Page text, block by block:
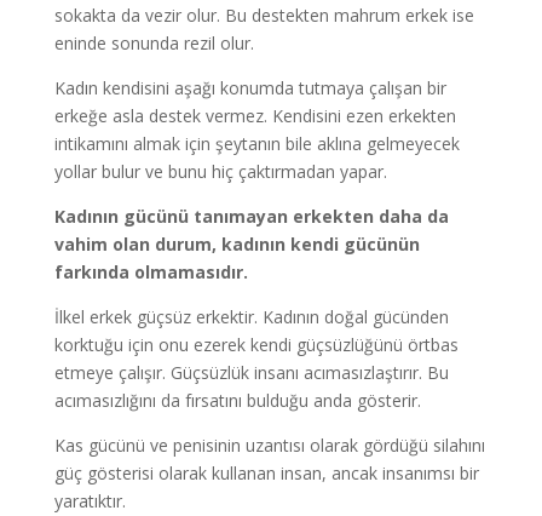
sokakta da vezir olur. Bu destekten mahrum erkek ise
eninde sonunda rezil olur.
Kadın kendisini aşağı konumda tutmaya çalışan bir
erkeğe asla destek vermez. Kendisini ezen erkekten
intikamını almak için şeytanın bile aklına gelmeyecek
yollar bulur ve bunu hiç çaktırmadan yapar.
Kadının gücünü tanımayan erkekten daha da
vahim olan durum, kadının kendi gücünün
farkında olmamasıdır.
İlkel erkek güçsüz erkektir. Kadının doğal gücünden
korktuğu için onu ezerek kendi güçsüzlüğünü örtbas
etmeye çalışır. Güçsüzlük insanı acımasızlaştırır. Bu
acımasızlığını da fırsatını bulduğu anda gösterir.
Kas gücünü ve penisinin uzantısı olarak gördüğü silahını
güç gösterisi olarak kullanan insan, ancak insanımsı bir
yaratıktır.